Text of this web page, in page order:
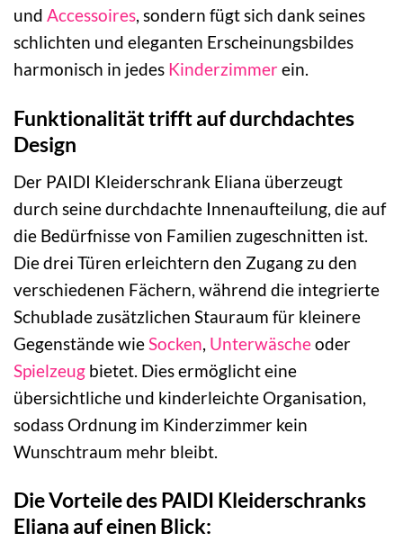
und Accessoires, sondern fügt sich dank seines
schlichten und eleganten Erscheinungsbildes
harmonisch in jedes Kinderzimmerein.
Funktionalität trifft auf durchdachtes
Design
Der PAIDI Kleiderschrank Eliana überzeugt
durch seine durchdachte Innenaufteilung, die auf
die Bedürfnisse von Familien zugeschnitten ist.
Die drei Türen erleichtern den Zugang zu den
verschiedenen Fächern, während die integrierte
Schublade zusätzlichen Stauraum für kleinere
Gegenstände wie Socken Unterwäscheoder
Spielzeug bietet. Dies ermöglicht eine
übersichtliche und kinderleichte Organisation,
sodass Ordnung im Kinderzimmer kein
Wunschtraum mehr bleibt.
Die Vorteile des PAIDI Kleiderschranks
Eliana auf einen Blick: